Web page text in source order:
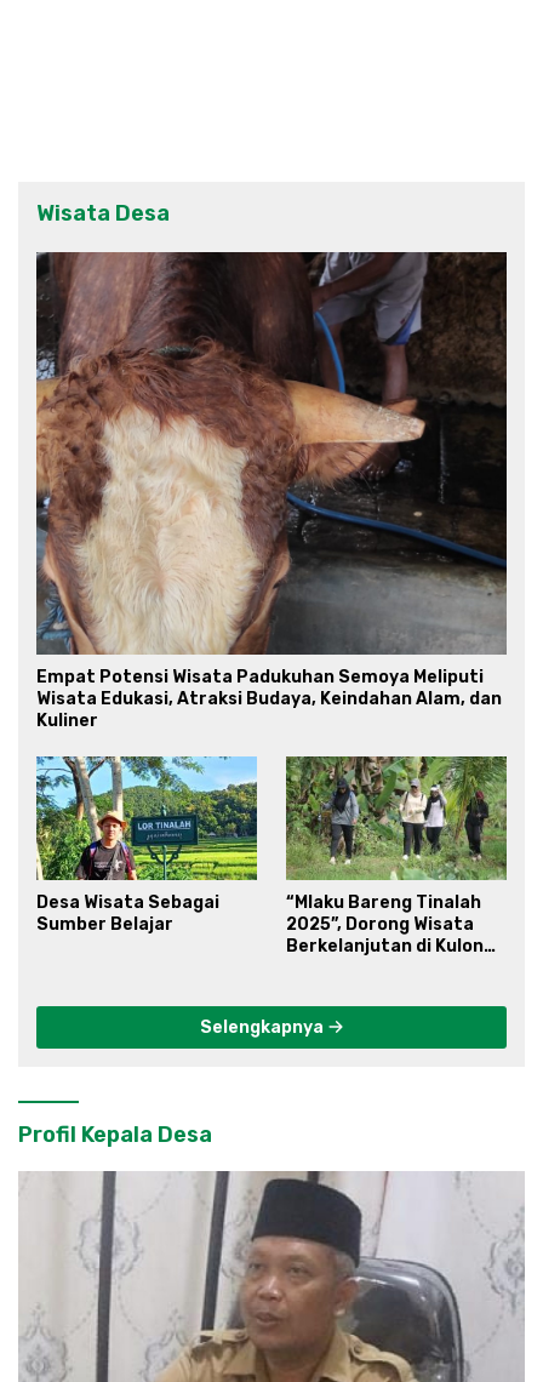
Wisata Desa
Empat Potensi Wisata Padukuhan Semoya Meliputi
Wisata Edukasi, Atraksi Budaya, Keindahan Alam, dan
Kuliner
Desa Wisata Sebagai
Sumber Belajar
“Mlaku Bareng Tinalah
2025”, Dorong Wisata
Berkelanjutan di Kulon
Selengkapnya
Profil Kepala Desa